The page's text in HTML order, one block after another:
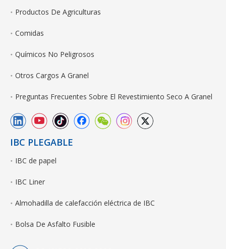
Productos De Agriculturas
Comidas
Químicos No Peligrosos
Otros Cargos A Granel
Preguntas Frecuentes Sobre El Revestimiento Seco A Granel
IBC PLEGABLE
IBC de papel
IBC Liner
Almohadilla de calefacción eléctrica de IBC
Bolsa De Asfalto Fusible